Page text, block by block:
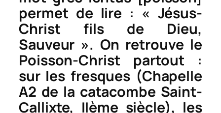
permet de lire : « Jésus-
Christ fils de Dieu,
Sauveur ». On retrouve le
Poisson-Christ partout :
sur les fresques (Chapelle
A2 de la catacombe Saint-
Callixte, IIème siècle), les